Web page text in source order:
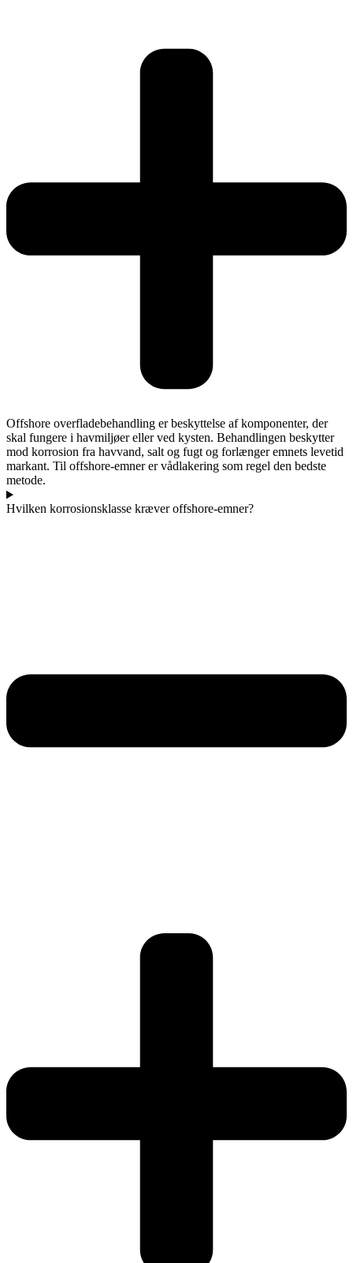
Offshore overfladebehandling er beskyttelse af komponenter, der
skal fungere i havmiljøer eller ved kysten. Behandlingen beskytter
mod korrosion fra havvand, salt og fugt og forlænger emnets levetid
markant. Til offshore-emner er vådlakering som regel den bedste
metode.
Hvilken korrosionsklasse kræver offshore-emner?